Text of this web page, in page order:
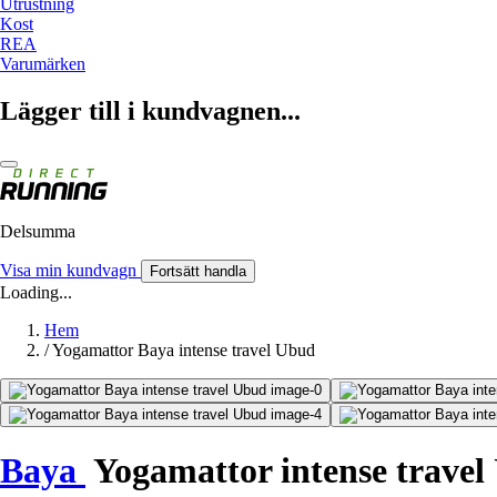
Utrustning
Kost
REA
Varumärken
Lägger till i kundvagnen...
Delsumma
Visa min kundvagn Fortsätt handla
Loading...
Hem
/Yogamattor Baya intense travel Ubud
Baya Yogamattor intense travel